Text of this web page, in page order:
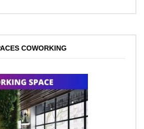
COWORKING